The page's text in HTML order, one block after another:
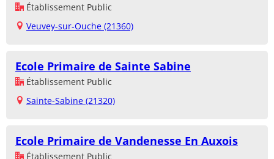
Établissement Public
Veuvey-sur-Ouche (21360)
Ecole Primaire de Sainte Sabine
Établissement Public
Sainte-Sabine (21320)
Ecole Primaire de Vandenesse En Auxois
Établissement Public